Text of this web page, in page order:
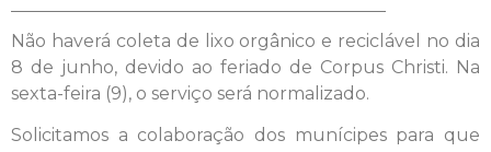
Não haverá coleta de lixo orgânico e reciclável no dia
8 de junho, devido ao feriado de Corpus Christi. Na
sexta-feira (9), o serviço será normalizado.
Solicitamos a colaboração dos munícipes para que